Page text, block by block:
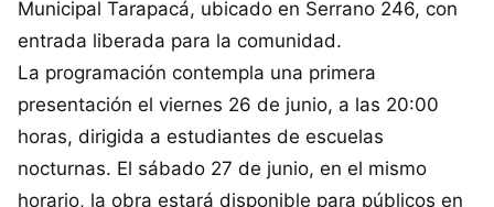
Municipal Tarapacá, ubicado en Serrano 246, con
entrada liberada para la comunidad.
La programación contempla una primera
presentación el viernes 26 de junio, a las 20:00
horas, dirigida a estudiantes de escuelas
nocturnas. El sábado 27 de junio, en el mismo
horario, la obra estará disponible para públicos en